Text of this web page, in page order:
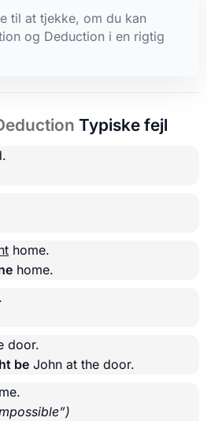
til at tjekke, om du kan
og Deduction i en rigtig
Typiske fejl
home.
home.
door.
be John at the door.